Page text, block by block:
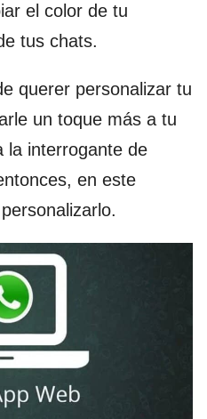
el color de tu
tus chats.
querer personalizar tu
un toque más a tu
la interrogante de
en este